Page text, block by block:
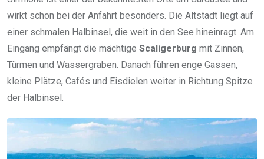
wirkt schon bei der Anfahrt besonders. Die Altstadt liegt auf
einer schmalen Halbinsel, die weit in den See hineinragt. Am
Eingang empfängt die mächtige Scaligerburg mit Zinnen,
Türmen und Wassergraben. Danach führen enge Gassen,
kleine Plätze, Cafés und Eisdielen weiter in Richtung Spitze
der Halbinsel.